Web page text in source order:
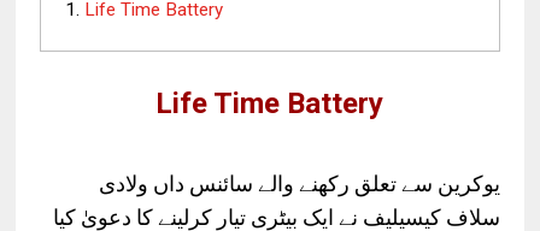
Life Time Battery
Life Time Battery
یوکرین سے تعلق رکھنے والے سائنس داں ولادی
سلاف کیسیلیف نے ایک بیٹری تیار کرلینے کا دعویٰ کیا